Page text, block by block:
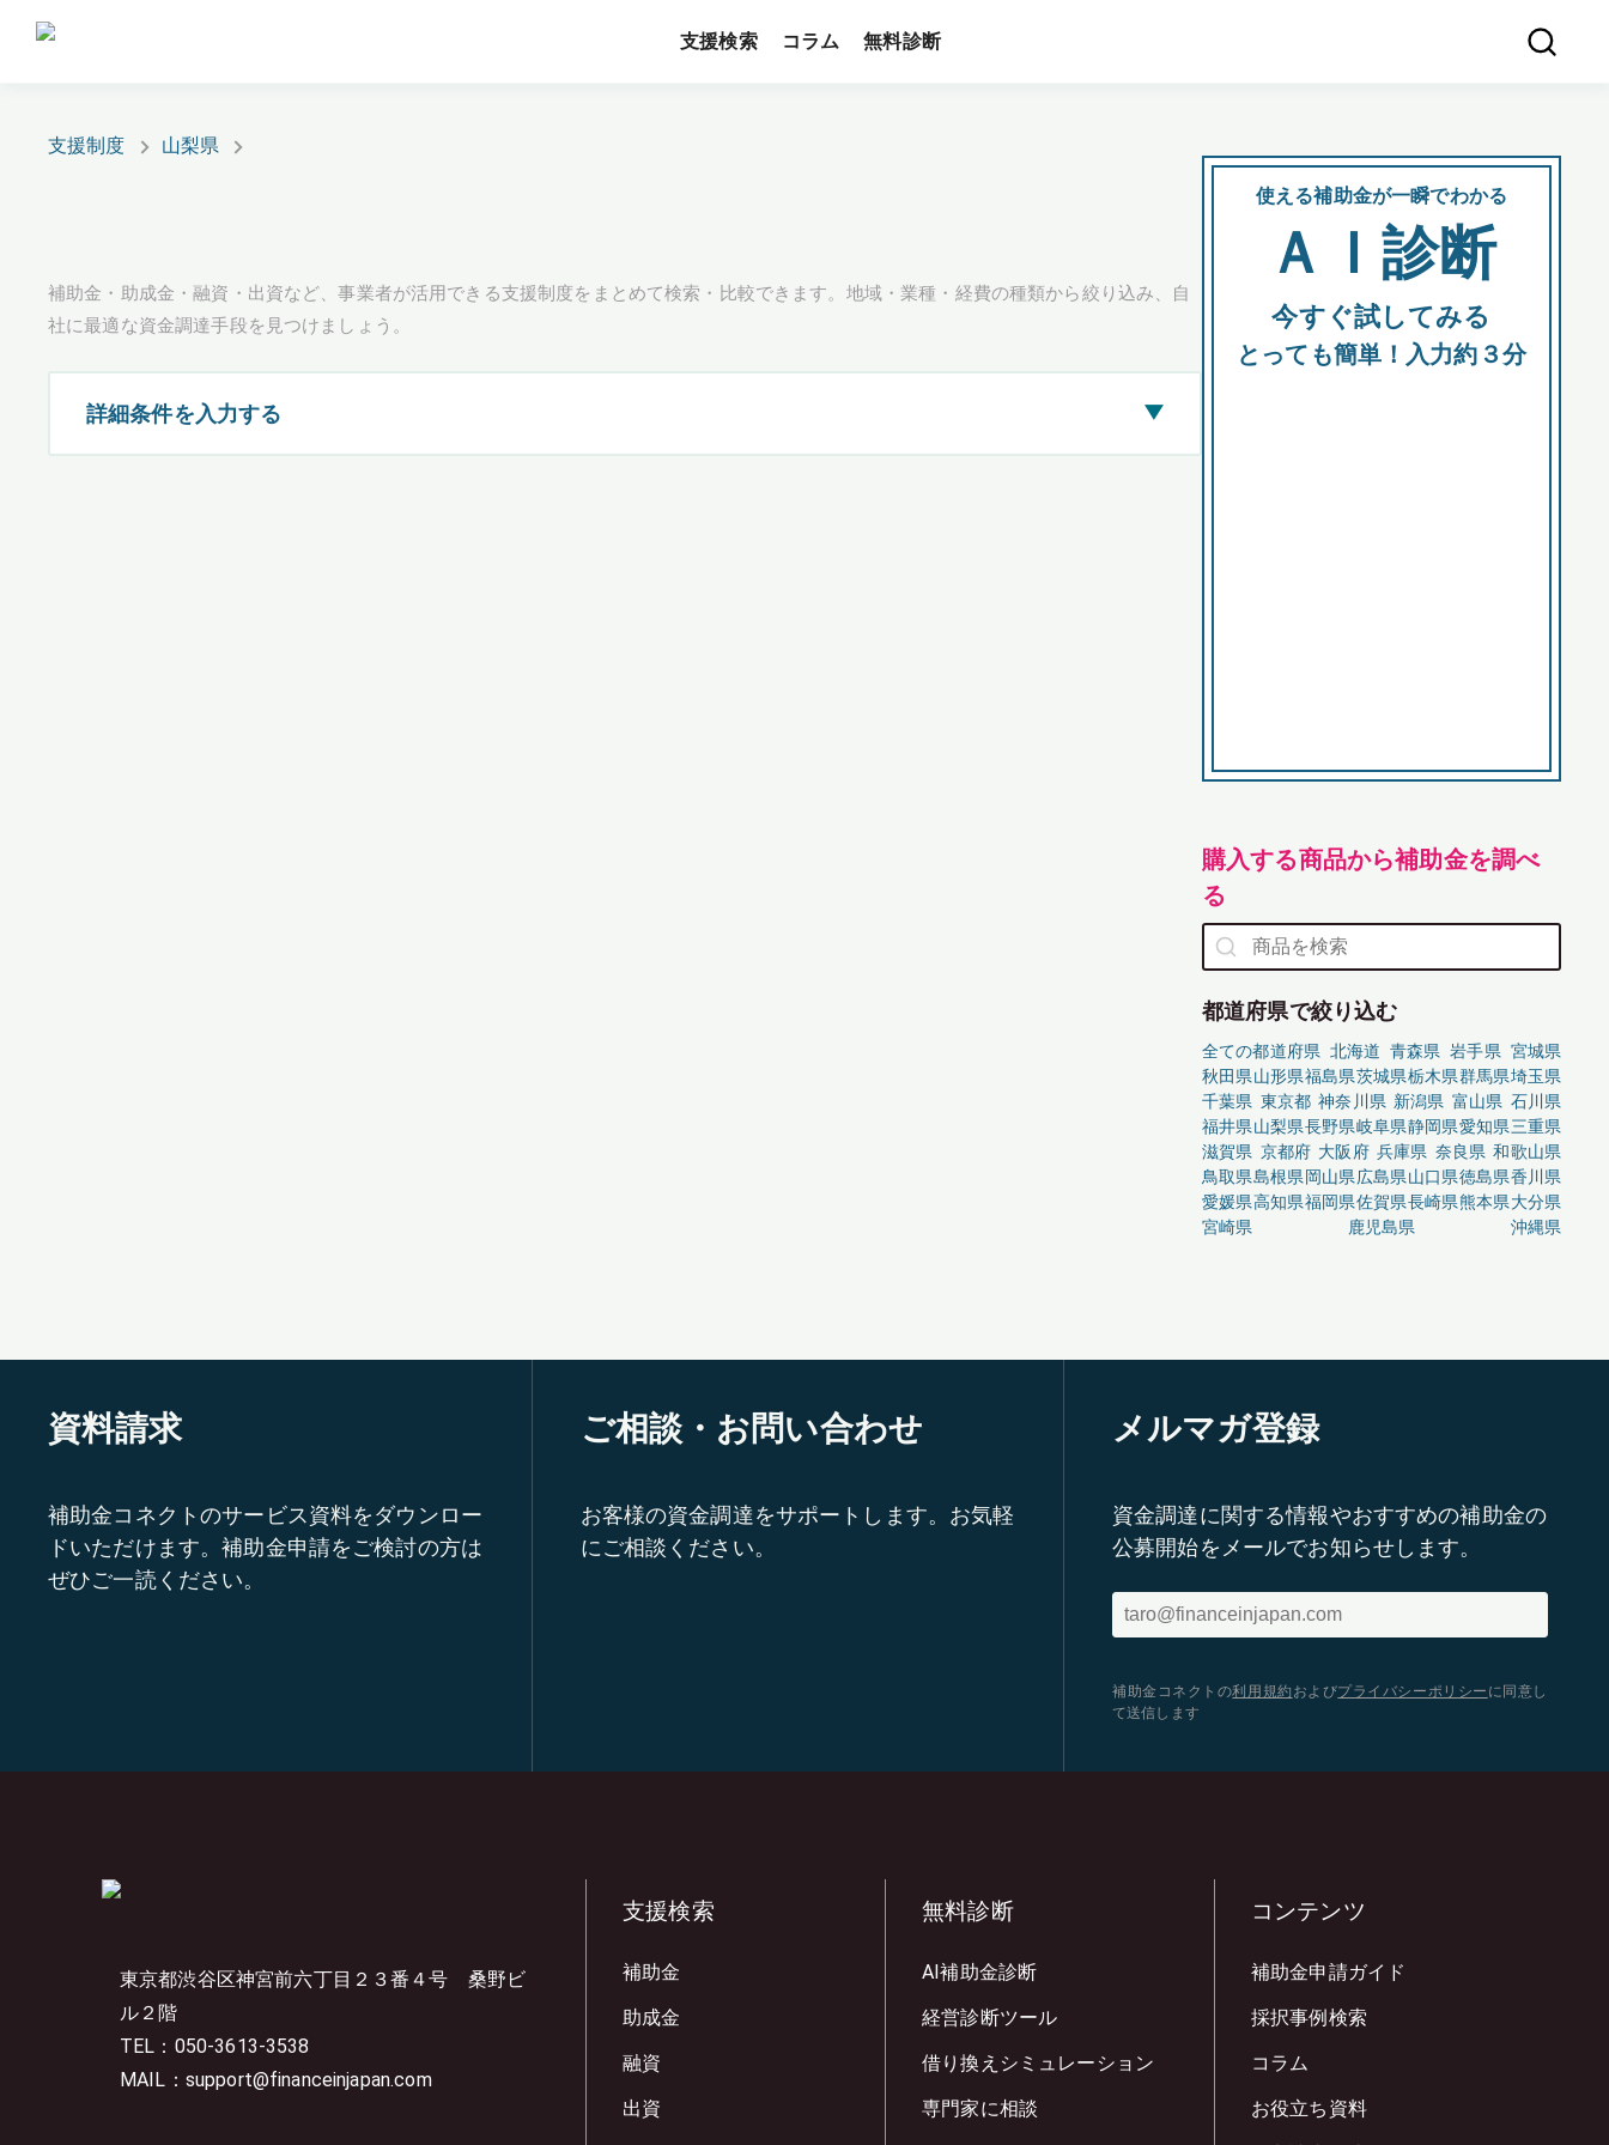
支援検索 コラム 無料診断
支援制度 山梨県
補助金・助成金・融資・出資など、事業者が活用できる支援制度をまとめて検索・比較できます。地域・業種・経費の種類から絞り込み、自
社に最適な資金調達手段を見つけましょう。
詳細条件を入力する ▶
使える補助金が一瞬でわかる
ＡＩ診断
今すぐ試してみる
とっても簡単！入力約３分
購入する商品から補助金を調べ
る
都道府県で絞り込む
全ての都道府県 北海道 青森県 岩手県 宮城県
秋田県山形県福島県茨城県栃木県群馬県埼玉県
千葉県 東京都 神奈川県 新潟県 富山県 石川県
福井県山梨県長野県岐阜県静岡県愛知県三重県
滋賀県 京都府 大阪府 兵庫県 奈良県 和歌山県
鳥取県島根県岡山県広島県山口県徳島県香川県
愛媛県高知県福岡県佐賀県長崎県熊本県大分県
宮崎県
鹿児島県 沖縄県
資料請求
補助金コネクトのサービス資料をダウンロー
ドいただけます。補助金申請をご検討の方は
ぜひご一読ください。
ご相談・お問い合わせ
お客様の資金調達をサポートします。お気軽
にご相談ください。
メルマガ登録
資金調達に関する情報やおすすめの補助金の
公募開始をメールでお知らせします。
補助金コネクトの利用規約 およびプライバシーポリシー に同意し
て送信します
東京都渋谷区神宮前六丁目２３番４号 桑野ビ
ル２階
TEL：050-3613-3538
MAIL：support@financeinjapan.com
支援検索
補助金
助成金
融資
出資
無料診断
AI補助金診断
経営診断ツール
借り換えシミュレーション
専門家に相談
コンテンツ
補助金申請ガイド
採択事例検索
コラム
お役立ち資料